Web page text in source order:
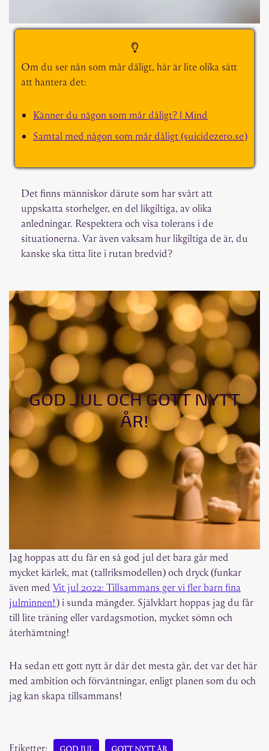
Om du ser nån som mår dåligt, här är lite olika sätt
att hantera det:
Känner du någon som mår dåligt? | Mind
Samtal med någon som mår dåligt (suicidezero.se)
Det finns människor därute som har svårt att
uppskatta storhelger, en del likgiltiga, av olika
anledningar. Respektera och visa tolerans i de
situationerna. Var även vaksam hur likgiltiga de är, du
kanske ska titta lite i rutan bredvid?
GOD JUL OCH GOTT NYTT
ÅR!
Jag hoppas att du får en så god jul det bara går med
mycket kärlek, mat (tallriksmodellen) och dryck (funkar
även med Vit jul 2022: Tillsammans ger vi fler barn fina
julminnen!) i sunda mängder. Självklart hoppas jag du får
till lite träning eller vardagsmotion, mycket sömn och
återhämtning!
Ha sedan ett gott nytt år där det mesta går, det var det här
med ambition och förväntningar, enligt planen som du och
jag kan skapa tillsammans!
Etiketter: GOD JUL GOTT NYTT ÅR